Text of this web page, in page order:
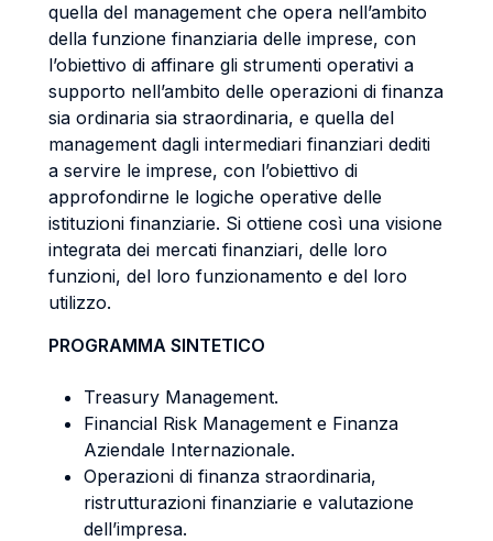
quella del management che opera nell’ambito
della funzione finanziaria delle imprese, con
l’obiettivo di affinare gli strumenti operativi a
supporto nell’ambito delle operazioni di finanza
sia ordinaria sia straordinaria, e quella del
management dagli intermediari finanziari dediti
a servire le imprese, con l’obiettivo di
approfondirne le logiche operative delle
istituzioni finanziarie. Si ottiene così una visione
integrata dei mercati finanziari, delle loro
funzioni, del loro funzionamento e del loro
utilizzo.
PROGRAMMA SINTETICO
Treasury Management.
Financial Risk Management e Finanza
Aziendale Internazionale.
Operazioni di finanza straordinaria,
ristrutturazioni finanziarie e valutazione
dell’impresa.